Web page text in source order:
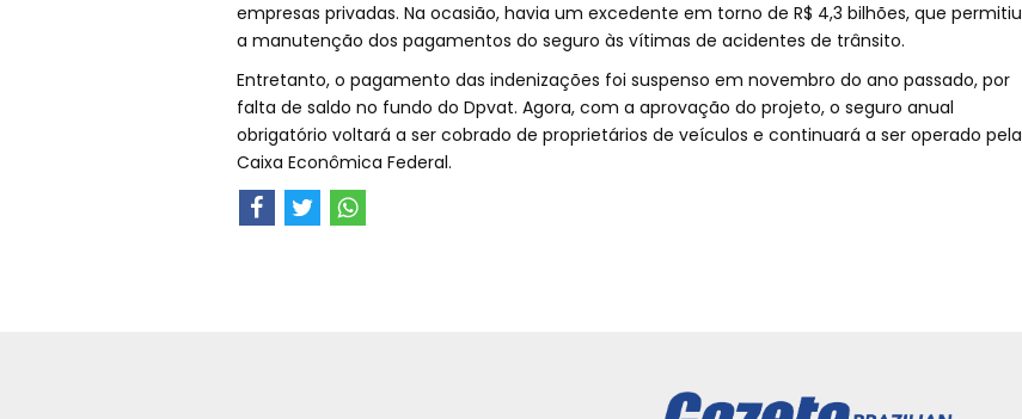
empresas privadas. Na ocasião, havia um excedente em torno de R$ 4,3 bilhões, que permitiu
a manutenção dos pagamentos do seguro às vítimas de acidentes de trânsito.
Entretanto, o pagamento das indenizações foi suspenso em novembro do ano passado, por
falta de saldo no fundo do Dpvat. Agora, com a aprovação do projeto, o seguro anual
obrigatório voltará a ser cobrado de proprietários de veículos e continuará a ser operado pela
Caixa Econômica Federal.